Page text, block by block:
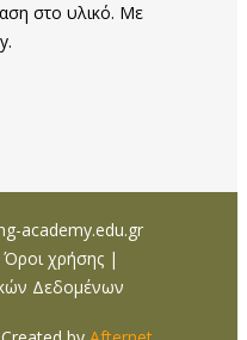
στο υλικό. Με
academy.edu.gr
Όροι χρήσης |
Δεδομένων